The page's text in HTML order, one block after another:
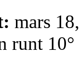
mars
runt